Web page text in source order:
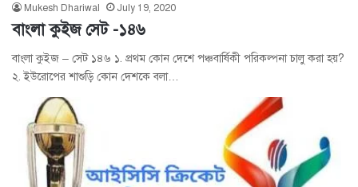
Mukesh Dhariwal July 19, 2020
বাংলা কুইজ সেট -১৪৬
বাংলা কুইজ – সেট ১৪৬ ১. প্রথম কোন দেশে পঞ্চবার্ষিকী পরিকল্পনা চালু করা হয়?
২. ইউরোপের শাশুড়ি কোন দেশকে বলা…